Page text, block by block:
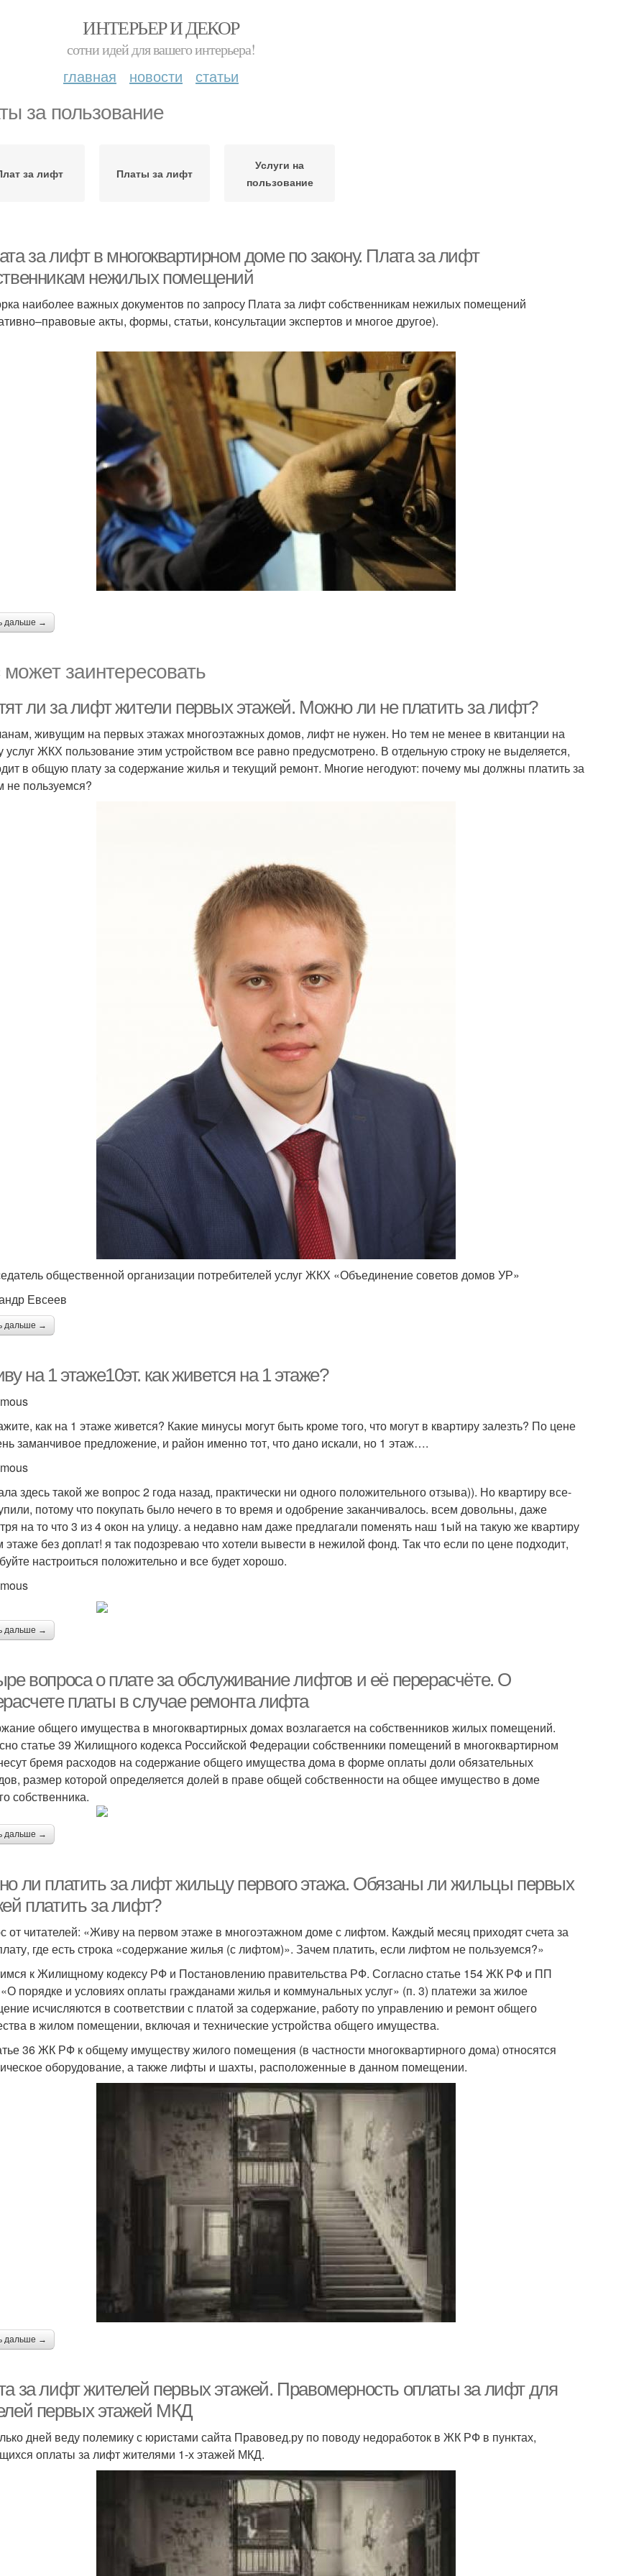
ИНТЕРЬЕР И ДЕКОР
сотни идей для вашего интерьера!
главная новости статьи
за пользование
за лифт Платы за лифт
Услуги на
пользование
за лифт в многоквартирном доме по закону. Плата за лифт
нежилых помещений
наиболее важных документов по запросу Плата за лифт собственникам нежилых помещений
акты, формы, статьи, консультации экспертов и многое другое).
дальше →
заинтересовать
ли за лифт жители первых этажей. Можно ли не платить за лифт?
живущим на первых этажах многоэтажных домов, лифт не нужен. Но тем не менее в квитанции на
услуг ЖКХ пользование этим устройством все равно предусмотрено. В отдельную строку не выделяется,
в общую плату за содержание жилья и текущий ремонт. Многие негодуют: почему мы должны платить за
не пользуемся?
общественной организации потребителей услуг ЖКХ «Объединение советов домов УР»
Евсеев
дальше →
на 1 этаже10эт. как живется на 1 этаже?
как на 1 этаже живется? Какие минусы могут быть кроме того, что могут в квартиру залезть? По цене
заманчивое предложение, и район именно тот, что дано искали, но 1 этаж….
здесь такой же вопрос 2 года назад, практически ни одного положительного отзыва)). Но квартиру все-
потому что покупать было нечего в то время и одобрение заканчивалось. всем довольны, даже
на то что 3 из 4 окон на улицу. а недавно нам даже предлагали поменять наш 1ый на такую же квартиру
этаже без доплат! я так подозреваю что хотели вывести в нежилой фонд. Так что если по цене подходит,
настроиться положительно и все будет хорошо.
дальше →
вопроса о плате за обслуживание лифтов и её перерасчёте. О
платы в случае ремонта лифта
общего имущества в многоквартирных домах возлагается на собственников жилых помещений.
статье 39 Жилищного кодекса Российской Федерации собственники помещений в многоквартирном
бремя расходов на содержание общего имущества дома в форме оплаты доли обязательных
размер которой определяется долей в праве общей собственности на общее имущество в доме
собственника.
дальше →
ли платить за лифт жильцу первого этажа. Обязаны ли жильцы первых
платить за лифт?
от читателей: «Живу на первом этаже в многоэтажном доме с лифтом. Каждый месяц приходят счета за
где есть строка «содержание жилья (с лифтом)». Зачем платить, если лифтом не пользуемся?»
к Жилищному кодексу РФ и Постановлению правительства РФ. Согласно статье 154 ЖК РФ и ПП
порядке и условиях оплаты гражданами жилья и коммунальных услуг» (п. 3) платежи за жилое
исчисляются в соответствии с платой за содержание, работу по управлению и ремонт общего
в жилом помещении, включая и технические устройства общего имущества.
36 ЖК РФ к общему имуществу жилого помещения (в частности многоквартирного дома) относятся
оборудование, а также лифты и шахты, расположенные в данном помещении.
дальше →
за лифт жителей первых этажей. Правомерность оплаты за лифт для
первых этажей МКД
дней веду полемику с юристами сайта Правовед.ру по поводу недоработок в ЖК РФ в пунктах,
оплаты за лифт жителями 1-х этажей МКД.